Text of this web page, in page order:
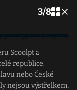
3/8
Scoolpt a
republice.
nebo České
nejsou výstřelkem,